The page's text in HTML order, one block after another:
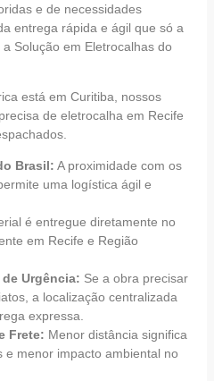
e de necessidades
entrega rápida e ágil que só a
Solução em Eletrocalhas do
está em Curitiba, nossos
de eletrocalha em Recife
Brasil: A proximidade com os
uma logística ágil e
é entregue diretamente no
em Recife e Região
Urgência: Se a obra precisar
a localização centralizada
expressa.
Frete: Menor distância significa
e menor impacto ambiental no